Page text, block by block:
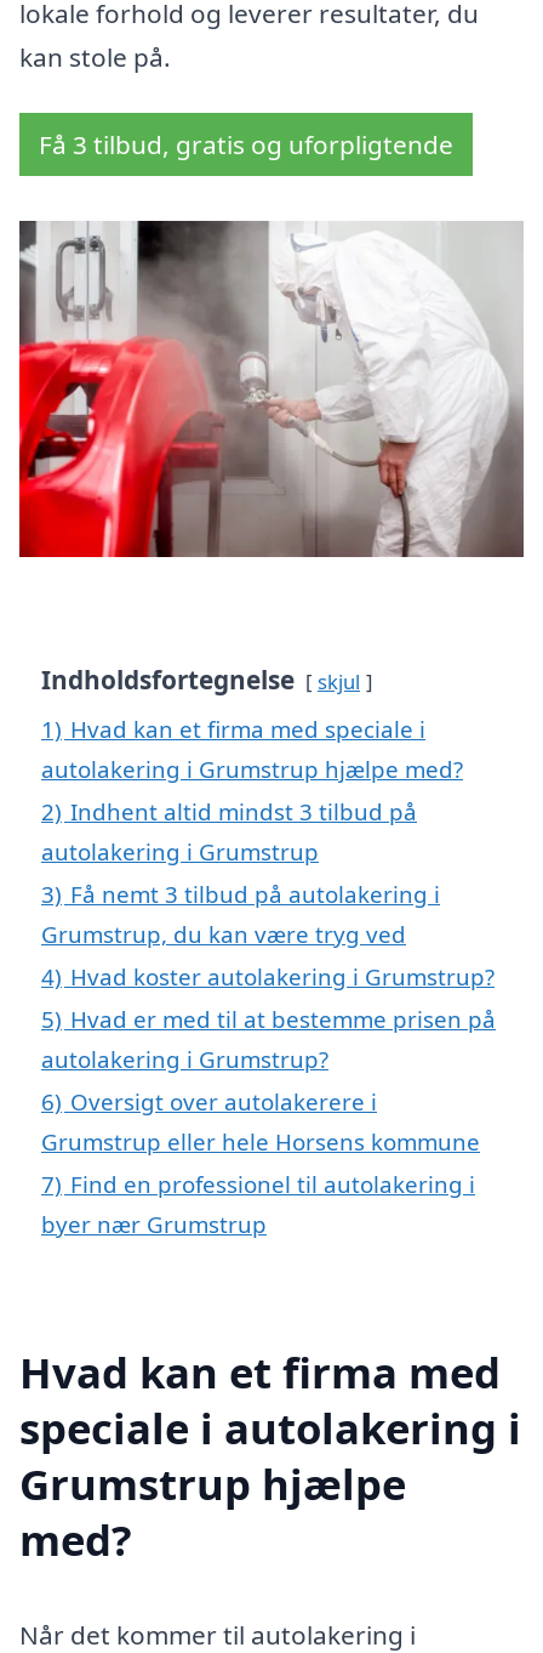
lokale forhold og leverer resultater, du
kan stole på.
Få 3 tilbud, gratis og uforpligtende
Indholdsfortegnelse skjul
1) Hvad kan et firma med speciale i
autolakering i Grumstrup hjælpe med?
2) Indhent altid mindst 3 tilbud på
autolakering i Grumstrup
3) Få nemt 3 tilbud på autolakering i
Grumstrup, du kan være tryg ved
4) Hvad koster autolakering i Grumstrup?
5) Hvad er med til at bestemme prisen på
autolakering i Grumstrup?
6) Oversigt over autolakerere i
Grumstrup eller hele Horsens kommune
7) Find en professionel til autolakering i
byer nær Grumstrup
Hvad kan et firma med
speciale i autolakering i
Grumstrup hjælpe
med?
Når det kommer til autolakering i